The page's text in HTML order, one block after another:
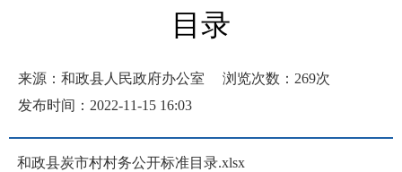
目录
来源：和政县人民政府办公室 浏览次数： 269次
发布时间：2022-11-15 16:03
和政县炭市村村务公开标准目录.xlsx